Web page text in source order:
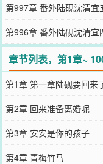
第997章 番外陆砚沈清宜
第996章 番外陆砚沈清宜
章节列表，第1章~
第1章 第一章陆砚要回来
第2章 回来准备离婚呢
第3章 安安是你的孩子
第4章 青梅竹马